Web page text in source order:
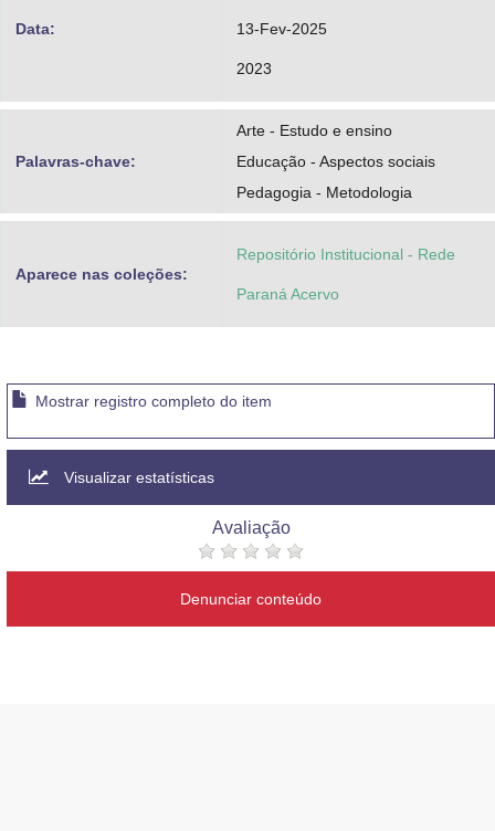
Data: 13-Fev-2025
2023
Palavras-chave:
Arte - Estudo e ensino
Educação - Aspectos sociais
Pedagogia - Metodologia
Aparece nas coleções:
Repositório Institucional - Rede
Paraná Acervo
Mostrar registro completo do item
Visualizar estatísticas
Avaliação
Denunciar conteúdo